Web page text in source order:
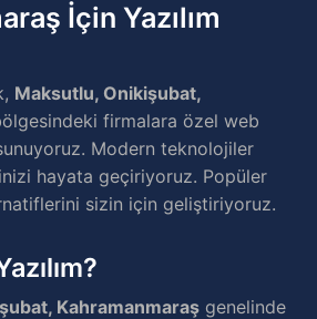
İçin Yazılım
Maksutlu, Onikişubat,
firmalara özel web
Modern teknolojiler
hayata geçiriyoruz. Popüler
sizin için geliştiriyoruz.
Kahramanmaraş genelinde